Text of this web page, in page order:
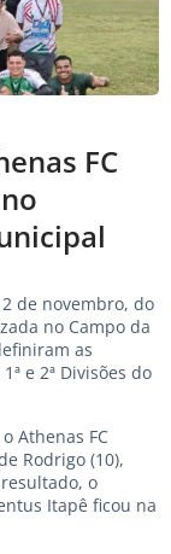
FC
de novembro, do
no Campo da
as
e 2ª Divisões do
Athenas FC
Rodrigo (10),
o
Itapê ficou na